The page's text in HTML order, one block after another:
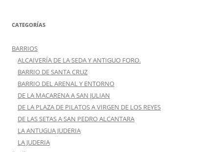
CATEGORÍAS
BARRIOS
ALCAIVERÍA DE LA SEDA Y ANTIGUO FORO.
BARRIO DE SANTA CRUZ
BARRIO DEL ARENAL Y ENTORNO
DE LA MACARENA A SAN JULIAN
DE LA PLAZA DE PILATOS A VIRGEN DE LOS REYES
DE LAS SETAS A SAN PEDRO ALCANTARA
LA ANTUGUA JUDERIA
LA JUDERIA